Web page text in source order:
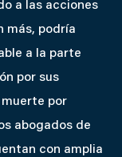
a las acciones
más, podría
a la parte
por sus
por
abogados de
con amplia